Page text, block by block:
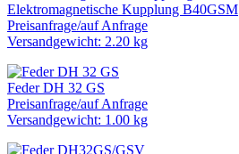
Elektromagnetische Kupplung B40GSM
Preisanfrage/auf Anfrage
Versandgewicht: 2.20 kg
Feder DH 32 GS
Preisanfrage/auf Anfrage
Versandgewicht: 1.00 kg